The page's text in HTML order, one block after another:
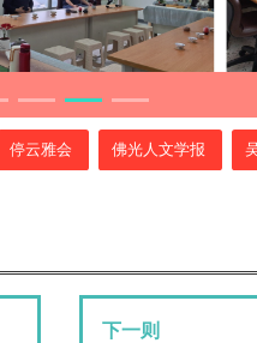
停云雅会 佛光人文学报
下一则